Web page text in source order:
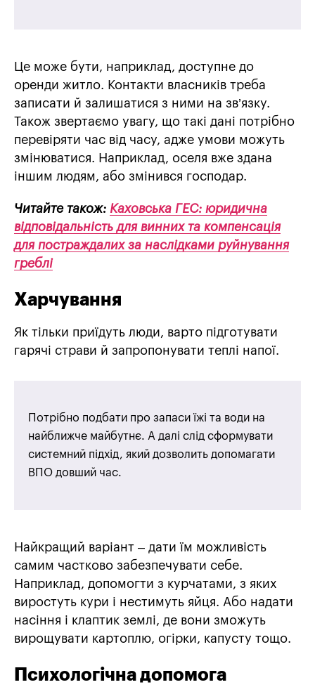
Це може бути, наприклад, доступне до
оренди житло. Контакти власників треба
записати й залишатися з ними на зв’язку.
Також звертаємо увагу, що такі дані потрібно
перевіряти час від часу, адже умови можуть
змінюватися. Наприклад, оселя вже здана
іншим людям, або змінився господар.
Читайте також: Каховська ГЕС: юридична
відповідальність для винних та компенсація
для постраждалих за наслідками руйнування
греблі
Харчування
Як тільки приїдуть люди, варто підготувати
гарячі страви й запропонувати теплі напої.
Потрібно подбати про запаси їжі та води на
найближче майбутнє. А далі слід сформувати
системний підхід, який дозволить допомагати
ВПО довший час.
Найкращий варіант – дати їм можливість
самим частково забезпечувати себе.
Наприклад, допомогти з курчатами, з яких
виростуть кури і нестимуть яйця. Або надати
насіння і клаптик землі, де вони зможуть
вирощувати картоплю, огірки, капусту тощо.
Психологічна допомога